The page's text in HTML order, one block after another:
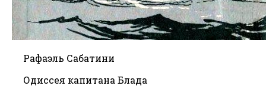
Рафаэль Сабатини
Одиссея капитана Блада